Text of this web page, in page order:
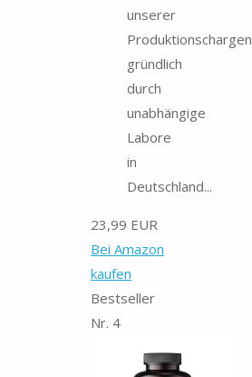
unserer
Produktionschargen
gründlich
durch
unabhängige
Labore
in
Deutschland...
23,99 EUR
Bei Amazon
kaufen
Bestseller
Nr. 4